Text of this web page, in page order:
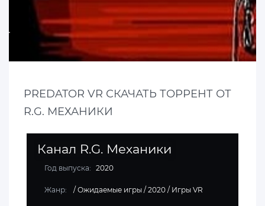
PREDATOR VR СКАЧАТЬ ТОРРЕНТ ОТ
R.G. МЕХАНИКИ
Канал R.G. Механики
Год выпуска: 2020
Жанр: / Ожидаемые игры / 2020 / Игры VR